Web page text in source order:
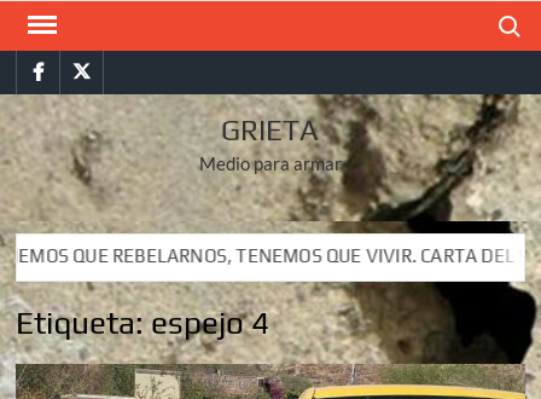
Saltar
contenidoFacebookTwitter
GRIETA
Medio para armar
TENEMOS QUE VIVIR. CARTA DEL
TENEMOS QUE VIVIR. CARTA DEL
Etiqueta:espejo 4